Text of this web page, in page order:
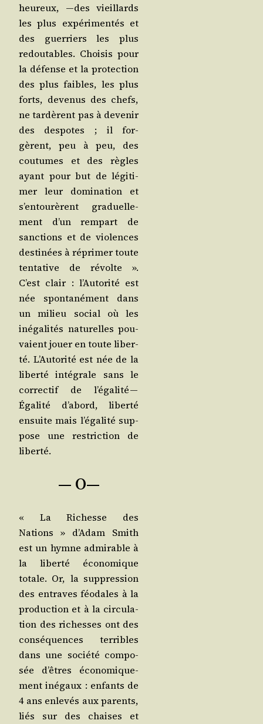
heu­reux, —des vieillards
les plus expé­ri­men­tés et
des guer­riers les plus
redou­tables. Choi­sis pour
la défense et la pro­tec­tion
des plus faibles, les plus
forts, deve­nus des chefs,
ne tar­dèrent pas à deve­nir
des des­potes ; il for­
gèrent, peu à peu, des
cou­tumes et des règles
ayant pour but de légi­ti­
mer leur domi­na­tion et
s’en­tou­rèrent gra­duel­le­
ment d’un rem­part de
sanc­tions et de vio­lences
des­ti­nées à répri­mer toute
ten­ta­tive de révolte ».
C’est clair : l’Au­to­ri­té est
née spon­ta­né­ment dans
un milieu social où les
inéga­li­tés natu­relles pou­
vaient jouer en toute liber­
té. L’Au­to­ri­té est née de la
liber­té inté­grale sans le
cor­rec­tif de l’é­ga­li­té —
Éga­li­té d’a­bord, liber­té
ensuite mais l’é­ga­li­té sup­
pose une res­tric­tion de
liberté.
— O—
« La Richesse des
Nations » d’A­dam Smith
est un hymne admi­rable à
la liber­té éco­no­mique
totale. Or, la sup­pres­sion
des entraves féo­dales à la
pro­duc­tion et à la cir­cu­la­
tion des richesses ont des
consé­quences ter­ribles
dans une socié­té com­po­
sée d’êtres éco­no­mi­que­
ment inégaux : enfants de
4 ans enle­vés aux parents,
liés sur des chaises et